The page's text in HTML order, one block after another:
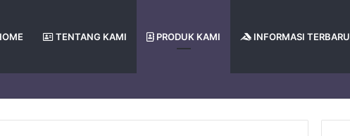
TENTANG KAMI PRODUK KAMI INFORMASI TERBARU